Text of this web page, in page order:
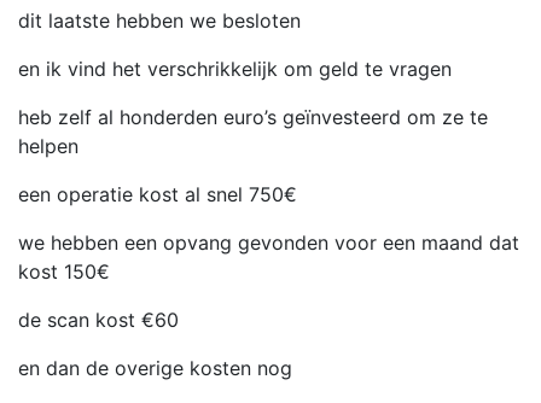
dit laatste hebben we besloten
en ik vind het verschrikkelijk om geld te vragen
heb zelf al honderden euro’s geïnvesteerd om ze te
helpen
een operatie kost al snel 750€
we hebben een opvang gevonden voor een maand dat
kost 150€
de scan kost €60
en dan de overige kosten nog